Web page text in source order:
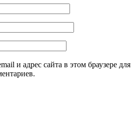
и адрес сайта в этом браузере для